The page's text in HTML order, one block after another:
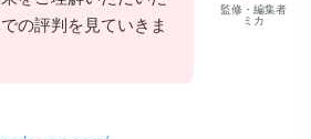
監修・編集者
ミカ
の評判を見ていきま